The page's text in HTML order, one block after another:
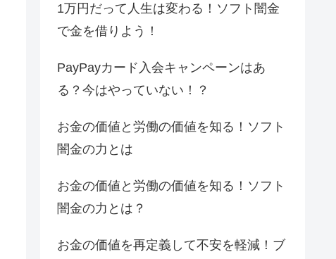
1万円だって人生は変わる！ソフト闇金
で金を借りよう！
PayPayカード入会キャンペーンはあ
る？今はやっていない！？
お金の価値と労働の価値を知る！ソフト
闇金の力とは
お金の価値と労働の価値を知る！ソフト
闇金の力とは？
お金の価値を再定義して不安を軽減！ブ